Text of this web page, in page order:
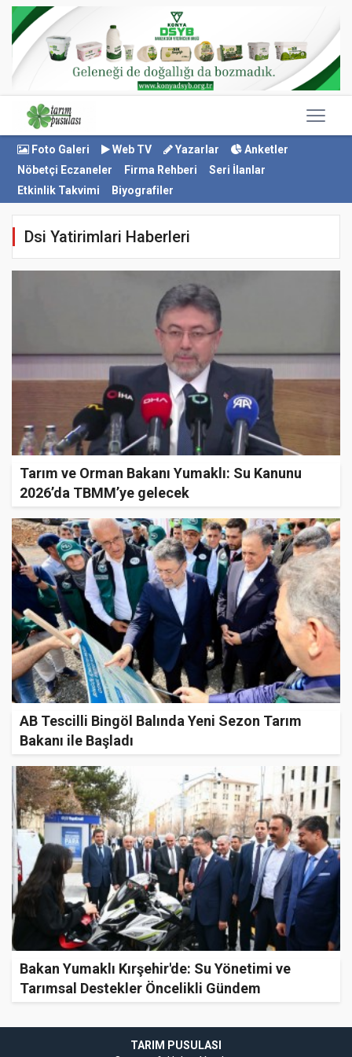
Foto Galeri Web TV Yazarlar
Anketler
Nöbetçi Eczaneler
Firma Rehberi
Seri İlanlar
Etkinlik Takvimi
Biyografiler
Dsi Yatirimlari Haberleri
Tarım ve Orman Bakanı Yumaklı: Su Kanunu
2026’da TBMM’ye gelecek
AB Tescilli Bingöl Balında Yeni Sezon Tarım
Bakanı ile Başladı
Bakan Yumaklı Kırşehir'de: Su Yönetimi ve
Tarımsal Destekler Öncelikli Gündem
TARIM PUSULASI